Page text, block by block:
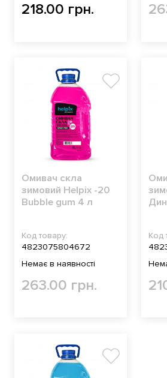
218.00 грн.
Омивач скла
зимовий Helpix -20
Bubble gum 4 л
Код товару:
4823075804672
Немає в наявності
263.00 грн.
Код